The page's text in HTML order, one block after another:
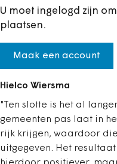
U moet ingelogd zijn
plaatsen.
Maak een account
Hielco Wiersma
"Ten slotte is het al
gemeenten pas laat in
rijk krijgen, waardoor
uitgegeven. Het